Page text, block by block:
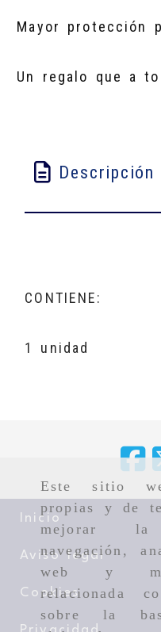
Este sitio
propias y de
mejorar
navegación,
web y
relacionada
sobre la
Mayor protección
Un regalo que a
Descripción
CONTIENE:
1 unidad
Inicio
Aviso legal
Cookies